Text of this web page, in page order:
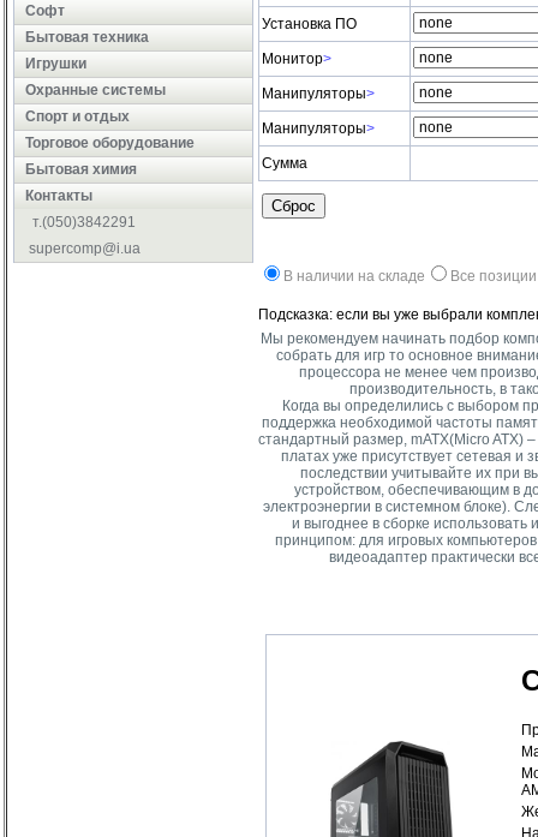
Софт
Бытовая техника
Игрушки
Охранные системы
Cпорт и отдых
Торговое оборудование
Бытовая химия
Контакты
т.(050)3842291
supercomp@i.ua
Установка ПО
Монитор>
Манипуляторы>
Манипуляторы>
Сумма
Сброс
В наличии на складе Все позиции
Подсказка: если вы уже выбрали
Мы рекомендуем начинать подбор
собрать для игр то основное
процессора не менее чем
производительность, в
Когда вы определились с выбором
поддержка необходимой частоты
стандартный размер, mATX(Micro ATX)
платах уже присутствует сетевая и
последствии учитывайте их при
устройством, обеспечивающим в
электроэнергии в системном блоке).
и выгоднее в сборке
принципом: для игровых
видеоадаптер практически